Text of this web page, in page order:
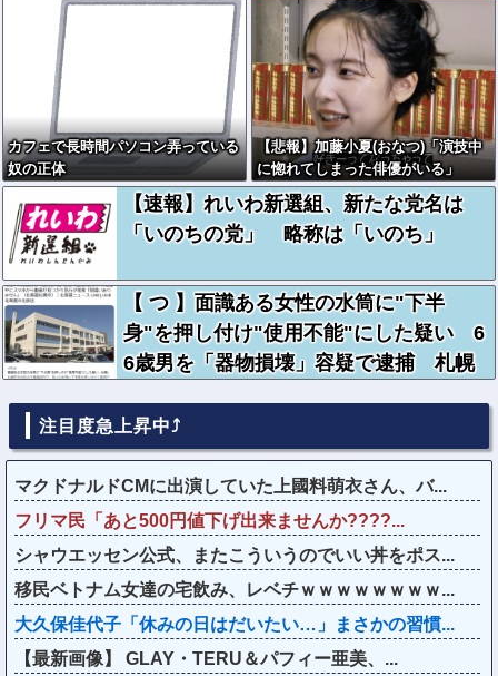
カフェで長時間パソコン弄っている
奴の正体
【悲報】加藤小夏(おなつ)「演技中
に惚れてしまった俳優がいる」
【速報】れいわ新選組、新たな党名は
「いのちの党」 略称は「いのち」
【 つ 】面識ある女性の水筒に"下半
身"を押し付け"使用不能"にした疑い 6
6歳男を「器物損壊」容疑で逮捕 札幌
注目度急上昇中⤴
マクドナルドCMに出演していた上國料萌衣さん、バ...
フリマ民「あと500円値下げ出来ませんか????...
シャウエッセン公式、またこういうのでいい丼をポス...
移民ベトナム女達の宅飲み、レベチｗｗｗｗｗｗｗｗ...
大久保佳代子「休みの日はだいたい…」まさかの習慣...
【最新画像】 GLAY・TERU＆パフィー亜美、...